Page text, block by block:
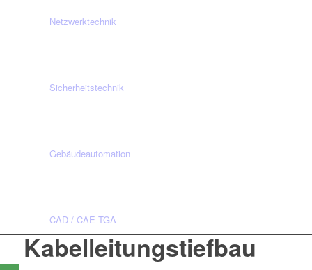
Netzwerktechnik
Sicherheitstechnik
Gebäudeautomation
CAD / CAE TGA
Kabelleitungstiefbau